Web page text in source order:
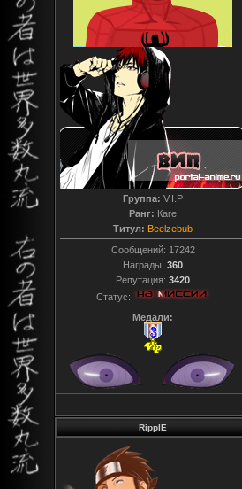
Группа: V.I.P
Ранг: Каге
Титул: Beelzebub
Сообщений: 17242
Награды: 360
Репутация: 3420
Статус:
Медали:
RipplE